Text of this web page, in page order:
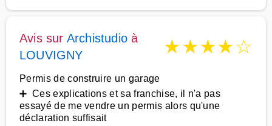
Avis sur Archistudio à
LOUVIGNY
★★★★☆
Permis de construire un garage
➕ Ces explications et sa franchise, il n'a pas
essayé de me vendre un permis alors qu'une
déclaration suffisait